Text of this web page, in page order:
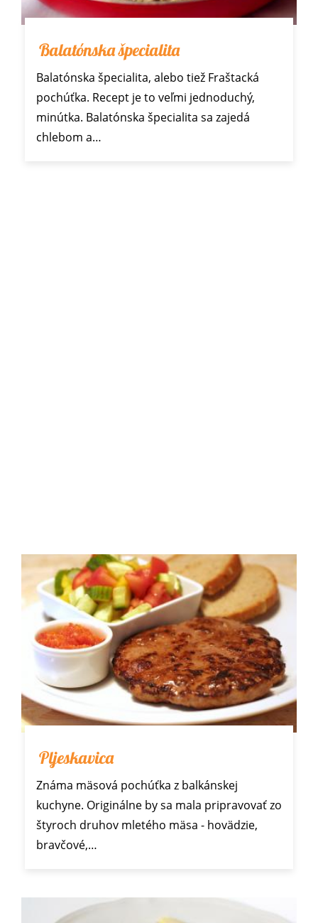
Balatónska špecialita
Balatónska špecialita, alebo tiež Fraštacká
pochúťka. Recept je to veľmi jednoduchý,
minútka. Balatónska špecialita sa zajedá
chlebom a…
Pljeskavica
Známa mäsová pochúťka z balkánskej
kuchyne. Originálne by sa mala pripravovať zo
štyroch druhov mletého mäsa - hovädzie,
bravčové,…